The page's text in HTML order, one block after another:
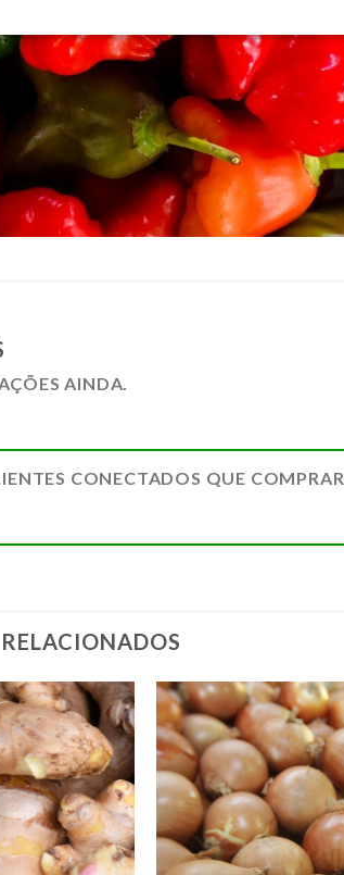
AINDA.
CONECTADOS QUE
ADICIONAR
A LISTA DE
COMPRAS
A